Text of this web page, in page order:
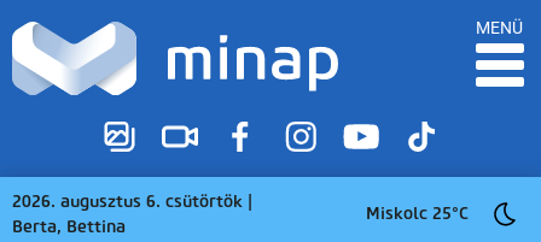
MENÜ
2026. augusztus 6. csütörtök |
Berta, Bettina
Miskolc 25°C